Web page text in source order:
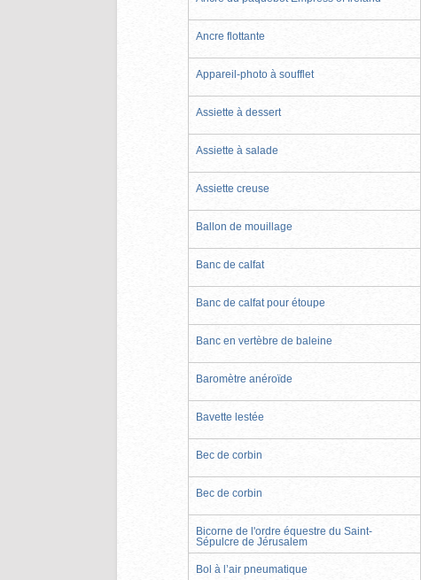
Ancre flottante
Appareil-photo à soufflet
Assiette à dessert
Assiette à salade
Assiette creuse
Ballon de mouillage
Banc de calfat
Banc de calfat pour étoupe
Banc en vertèbre de baleine
Baromètre anéroïde
Bavette lestée
Bec de corbin
Bec de corbin
Bicorne de l'ordre équestre du Saint-
Sépulcre de Jérusalem
Bol à l’air pneumatique